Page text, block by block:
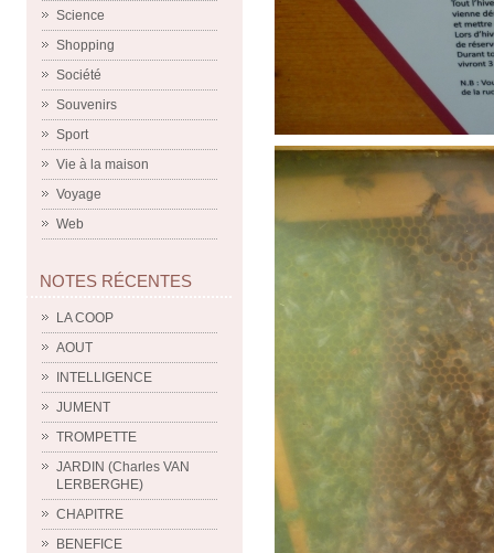
Science
Shopping
Société
Souvenirs
Sport
Vie à la maison
Voyage
Web
NOTES RÉCENTES
LA COOP
AOUT
INTELLIGENCE
JUMENT
TROMPETTE
JARDIN (Charles VAN
LERBERGHE)
CHAPITRE
BENEFICE